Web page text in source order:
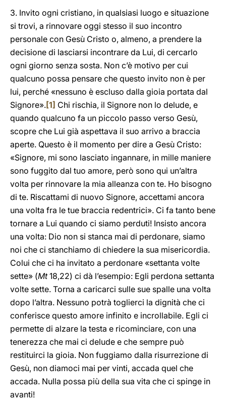
3. Invito ogni cristiano, in qualsiasi luogo e situazione
si trovi, a rinnovare oggi stesso il suo incontro
personale con Gesù Cristo o, almeno, a prendere la
decisione di lasciarsi incontrare da Lui, di cercarlo
ogni giorno senza sosta. Non c’è motivo per cui
qualcuno possa pensare che questo invito non è per
lui, perché «nessuno è escluso dalla gioia portata dal
Signore».[1] Chi rischia, il Signore non lo delude, e
quando qualcuno fa un piccolo passo verso Gesù,
scopre che Lui già aspettava il suo arrivo a braccia
aperte. Questo è il momento per dire a Gesù Cristo:
«Signore, mi sono lasciato ingannare, in mille maniere
sono fuggito dal tuo amore, però sono qui un’altra
volta per rinnovare la mia alleanza con te. Ho bisogno
di te. Riscattami di nuovo Signore, accettami ancora
una volta fra le tue braccia redentrici». Ci fa tanto bene
tornare a Lui quando ci siamo perduti! Insisto ancora
una volta: Dio non si stanca mai di perdonare, siamo
noi che ci stanchiamo di chiedere la sua misericordia.
Colui che ci ha invitato a perdonare «settanta volte
sette» (Mt18,22) ci dà l’esempio: Egli perdona settanta
volte sette. Torna a caricarci sulle sue spalle una volta
dopo l’altra. Nessuno potrà toglierci la dignità che ci
conferisce questo amore infinito e incrollabile. Egli ci
permette di alzare la testa e ricominciare, con una
tenerezza che mai ci delude e che sempre può
restituirci la gioia. Non fuggiamo dalla risurrezione di
Gesù, non diamoci mai per vinti, accada quel che
accada. Nulla possa più della sua vita che ci spinge in
avanti!